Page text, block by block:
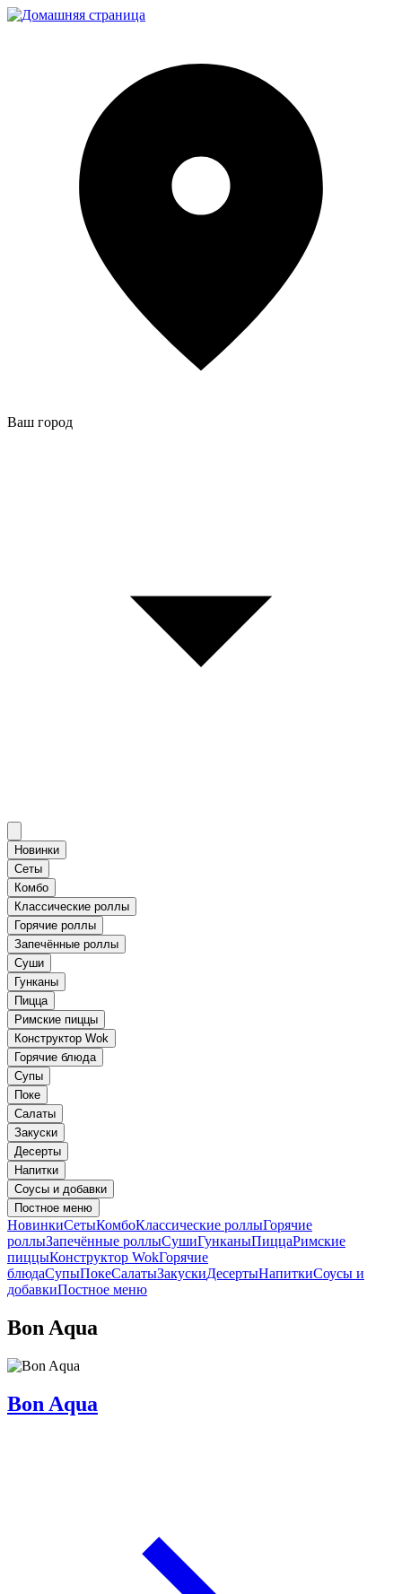
Ваш город
Новинки
Сеты
Комбо
Классические роллы
Горячие роллы
Запечённые роллы
Суши
Гунканы
Пицца
Римские пиццы
Конструктор Wok
Горячие блюда
Супы
Поке
Салаты
Закуски
Десерты
Напитки
Соусы и добавки
Постное меню
НовинкиСетыКомбоКлассические роллыГорячие
роллыЗапечённые роллыСушиГунканыПиццаРимские
пиццыКонструктор WokГорячие
блюдаСупыПокеСалатыЗакускиДесертыНапиткиСоусы и
добавкиПостное меню
Bon Aqua
Bon Aqua